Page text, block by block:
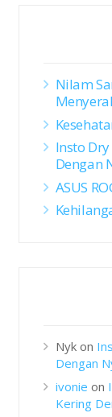
Nilam
Insto
Dengan
ASUS
Nykon
Dengan
ivonie on
Kering